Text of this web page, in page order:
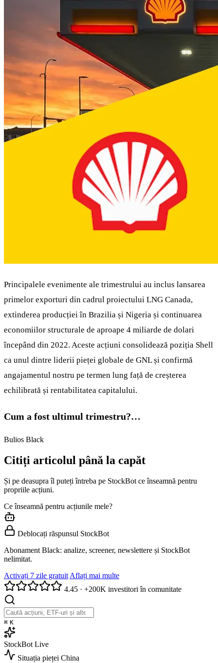
Principalele evenimente ale trimestrului au inclus lansarea
primelor exporturi din cadrul proiectului LNG Canada,
extinderea producției în Brazilia și Nigeria și continuarea
economiilor structurale de aproape 4 miliarde de dolari
începând din 2022. Aceste acțiuni consolidează poziția Shell
ca unul dintre liderii pieței globale de GNL și confirmă
angajamentul nostru pe termen lung față de creșterea
echilibrată și rentabilitatea capitalului.
Cum a fost ultimul trimestru?…
Bulios Black
Citiți articolul până la capăt
Și pe deasupra îl puteți întreba pe StockBot ce înseamnă pentru
propriile acțiuni.
Ce înseamnă pentru acțiunile mele?
Deblocați răspunsul StockBot
Abonament Black: analize, screener, newslettere și StockBot
nelimitat.
Activați 7 zile gratuit Aflați mai multe
4.45 · +200K investitori în comunitate
⌘ K
StockBot Live
Situația pieței China